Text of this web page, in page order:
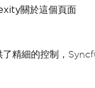
關於這個頁面
精細的控制，